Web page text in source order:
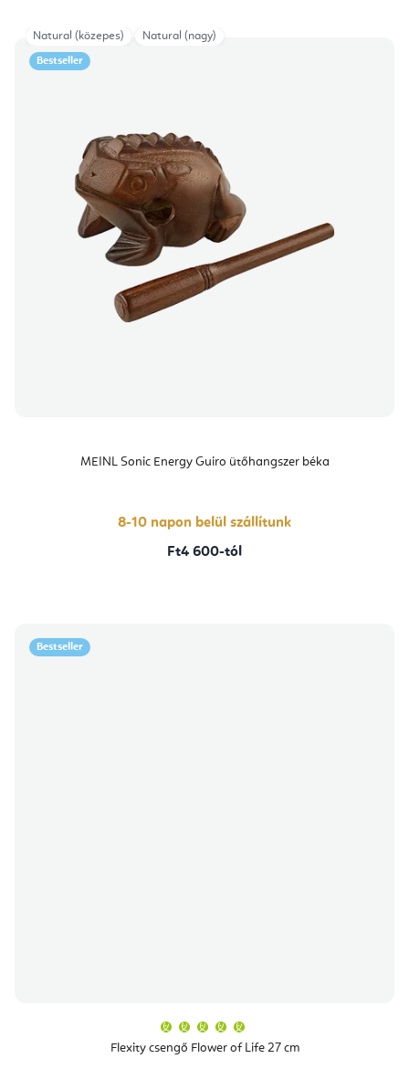
Bestseller
MEINL Sonic Energy Guiro ütőhangszer béka
8-10 napon belül szállítunk
Ft4 600-tól
Natural (közepes) Natural (nagy)
Bestseller
Flexity csengő Flower of Life 27 cm
átlagos
értékelése